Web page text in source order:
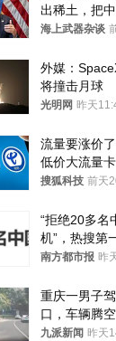
出稀土，把
187家，中方
海上武器杂谈
外媒：
将撞击月球
光明网 昨天
流量要涨价
低价大流量卡
G”成为历史
搜狐科技 前天
“拒绝20多名
机”，热搜第
方道歉
南方都市报 昨
重庆一男子
口，车辆腾
空，消防： 2
九派新闻 昨天